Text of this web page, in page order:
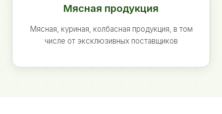
Мясная продукция
Мясная, куриная, колбасная продукция, в том
числе от эксклюзивных поставщиков